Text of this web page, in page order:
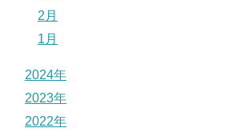
2月
1月
2024年
2023年
2022年